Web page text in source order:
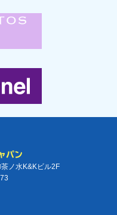
パン
ノ水K&Kビル2F